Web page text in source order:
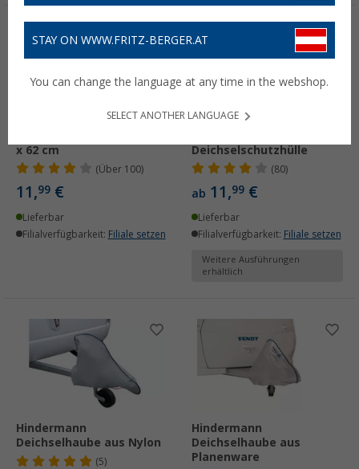
x 62 cm
(Über100)
11,99 €
Lieferbar
Filialverfügbarkeit: Filiale setzen
Deichselschutzhülle
(80)
ab 11,99 €
Lieferbar
Filialverfügbarkeit: Filiale setzen
Weitere Ausführungen
erhältlich
Hindermann
Deichselhaube aus Nylon
(5)
Hindermann
Deichselhaube aus
Planenware
STAY ON WWW.FRITZ-BERGER.AT
You can change the language at any time in the webshop.
SELECT ANOTHER LANGUAGE